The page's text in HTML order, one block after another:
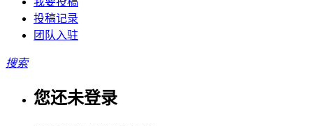
投稿记录
团队入驻
搜索
您还未登录